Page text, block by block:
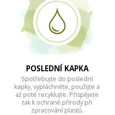
POSLEDNÍ KAPKA
Spotřebujte do poslední
kapky, vypláchněte, použijte a
až poté recyklujte. Přispějete
tak k ochraně přírody při
zpracování plastů.